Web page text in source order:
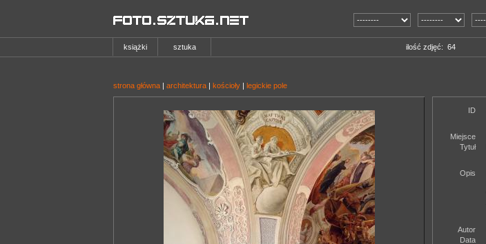
książki sztuka ilość zdjęć: 64
strona główna| architektura| kościoły| legickie pole
ID
Miejsce
Tytuł
Opis
Autor
Data